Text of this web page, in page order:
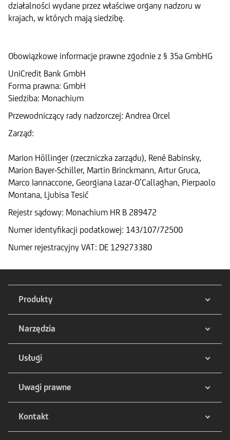
działalności wydane przez właściwe organy nadzoru w
krajach, w których mają siedzibę.
Obowiązkowe informacje prawne zgodnie z § 35a GmbHG
UniCredit Bank GmbH
Forma prawna: GmbH
Siedziba: Monachium
Przewodniczący rady nadzorczej: Andrea Orcel
Zarząd:
Marion Höllinger (rzeczniczka zarządu), René Babinsky,
Marion Bayer-Schiller, Martin Brinckmann, Artur Gruca,
Marco Iannaccone, Georgiana Lazar-O’Callaghan, Pierpaolo
Montana, Ljubisa Tesić
Rejestr sądowy: Monachium HR B 289472
Numer identyfikacji podatkowej: 143/107/72500
Numer rejestracyjny VAT: DE 129273380
Produkty
Narzędzia
Usługi
Uwagi prawne
Kontakt